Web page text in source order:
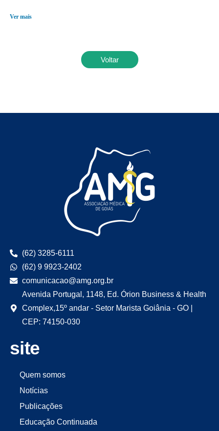
Ver mais
Voltar
(62) 3285-6111
(62) 9 9923-2402
comunicacao@amg.org.br
Avenida Portugal, 1148, Ed. Órion Business & Health
Complex,15º andar - Setor Marista Goiânia - GO |
CEP: 74150-030
site
Quem somos
Notícias
Publicações
Educação Continuada